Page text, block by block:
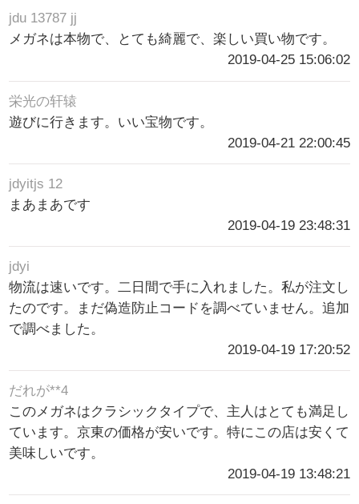
jdu 13787 jj
メガネは本物で、とても綺麗で、楽しい買い物です。
2019-04-25 15:06:02
栄光の轩辕
遊びに行きます。いい宝物です。
2019-04-21 22:00:45
jdyitjs 12
まあまあです
2019-04-19 23:48:31
jdyi
物流は速いです。二日間で手に入れました。私が注文し
たのです。まだ偽造防止コードを調べていません。追加
で調べました。
2019-04-19 17:20:52
だれが**4
このメガネはクラシックタイプで、主人はとても満足し
ています。京東の価格が安いです。特にこの店は安くて
美味しいです。
2019-04-19 13:48:21